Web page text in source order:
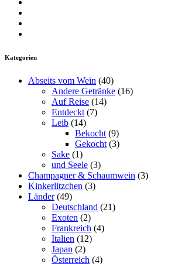
anzeigen
Instagram
auf
anzeigen
UCHEzoa4kYDNenjlP_C_gKIg
YouTube
anzeigen
Kategorien
Abseits vom Wein (40)
Andere Getränke (16)
Auf Reise (14)
Entdeckt (7)
Leib (14)
Bekocht (9)
Gekocht (3)
Sake (1)
und Seele (3)
Champagner & Schaumwein (3)
Kinkerlitzchen (3)
Länder(49)
Deutschland (21)
Exoten (2)
Frankreich (4)
Italien (12)
Japan (2)
Österreich (4)